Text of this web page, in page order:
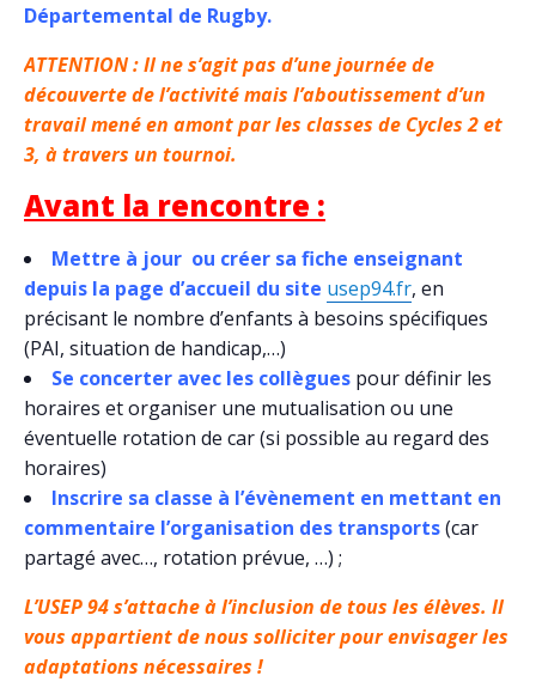
Départemental de Rugby.
ATTENTION : Il ne s’agit pas d’une journée de
découverte de l’activité mais l’aboutissement d’un
travail mené en amont par les classes de Cycles 2 et
3, à travers un tournoi.
Avant la rencontre :
Mettre à jour ou créer sa fiche enseignant
depuis la page d’accueil du site usep94.fr, en
précisant le nombre d’enfants à besoins spécifiques
(PAI, situation de handicap,…)
Se concerter avec les collègues pour définir les
horaires et organiser une mutualisation ou une
éventuelle rotation de car (si possible au regard des
horaires)
Inscrire sa classe à l’évènement en mettant en
commentaire l’organisation des transports(car
partagé avec…, rotation prévue, …) ;
L’USEP 94 s’attache à l’inclusion de tous les élèves. Il
vous appartient de nous solliciter pour envisager les
adaptations nécessaires !